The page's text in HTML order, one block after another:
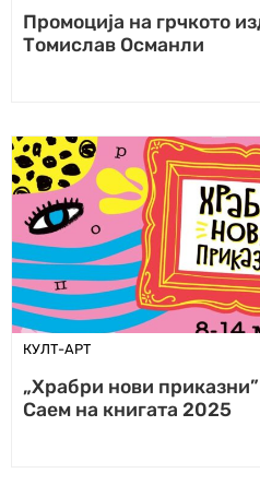
Промоција на грчкото
Томислав Османли
КУЛТ-АРТ
„Храбри нови
Саем на книгата 2025